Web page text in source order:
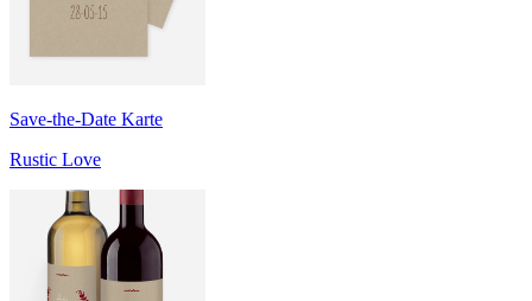
Save-the-Date Karte
Rustic Love